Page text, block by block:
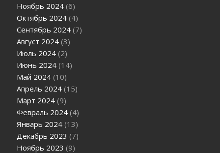
Ноябрь 2024 (6)
Октябрь 2024 (4)
Сентябрь 2024 (7)
Август 2024 (3)
Июль 2024 (2)
Июнь 2024 (14)
Май 2024 (10)
Апрель 2024 (15)
Март 2024 (9)
Февраль 2024 (4)
Январь 2024 (13)
Декабрь 2023 (7)
Ноябрь 2023 (9)